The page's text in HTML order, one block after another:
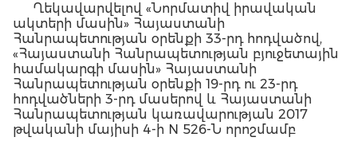
Ղեկավարվելով «Նորմատիվ իրավական
ակտերի մասին» Հայաստանի
Հանրապետության օրենքի 33-րդ հոդվածով,
«Հայաստանի Հանրապետության բյուջետային
համակարգի մասին» Հայաստանի
Հանրապետության օրենքի 19-րդ ու 23-րդ
հոդվածների 3-րդ մասերով և Հայաստանի
Հանրապետության կառավարության 2017
թվականի մայիսի 4-ի N 526-Ն որոշմամբ